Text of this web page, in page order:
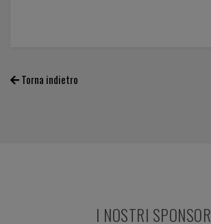
Torna indietro
I NOSTRI SPONSOR